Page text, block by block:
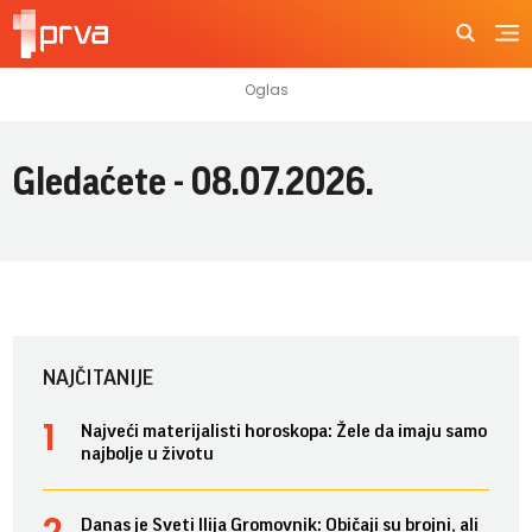
Gledaćete - 08.07.2026.
NAJČITANIJE
Najveći materijalisti horoskopa: Žele da imaju samo
najbolje u životu
Danas je Sveti Ilija Gromovnik: Običaji su brojni, ali